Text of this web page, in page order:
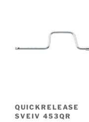
QUICKRELEASE
SVEIV 453QR